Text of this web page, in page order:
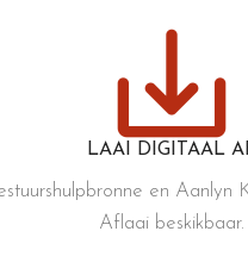
LAAI DIGITAAL
en Aanlyn
Aflaai beskikbaar.